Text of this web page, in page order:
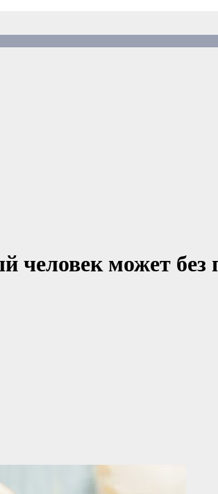
человек может без